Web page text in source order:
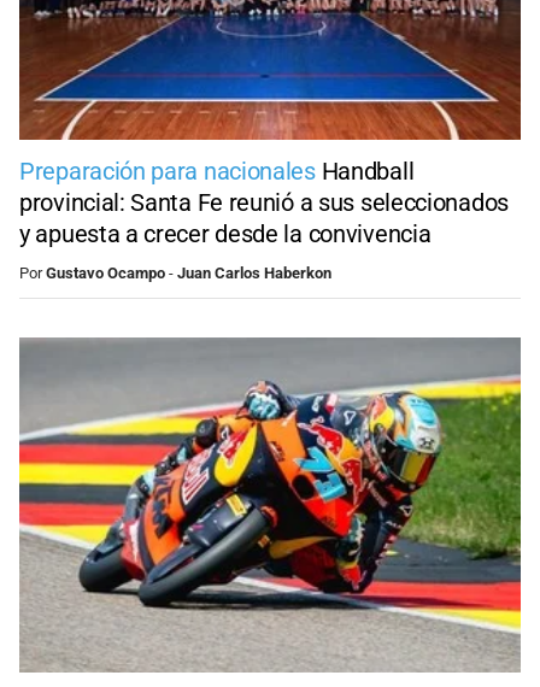
Preparación para nacionales Handball
provincial: Santa Fe reunió a sus seleccionados
y apuesta a crecer desde la convivencia
PorGustavo Ocampo - Juan Carlos Haberkon